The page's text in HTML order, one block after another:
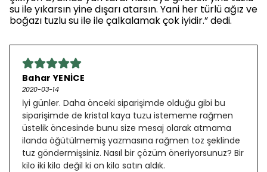
su ile yıkarsın yine dışarı atarsın. Yani her türlü ağız ve
boğazı tuzlu su ile ile çalkalamak çok iyidir.” dedi.
Bahar YENİCE
2020-03-14
İyi günler. Daha önceki siparişimde olduğu gibi bu
siparişimde de kristal kaya tuzu istememe rağmen
üstelik öncesinde bunu size mesaj olarak atmama
ilanda öğütülmemiş yazmasına rağmen toz şeklinde
tuz göndermişsiniz. Nasıl bir çözüm öneriyorsunuz? Bir
kilo iki kilo değil ki on kilo satın aldık.